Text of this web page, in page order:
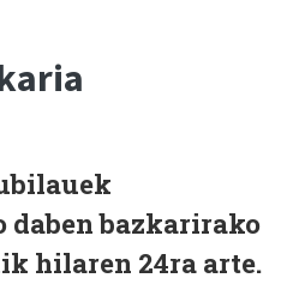
daben bazkarirako
hilaren 24ra arte.